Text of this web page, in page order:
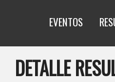
EVENTOS
DETALLE